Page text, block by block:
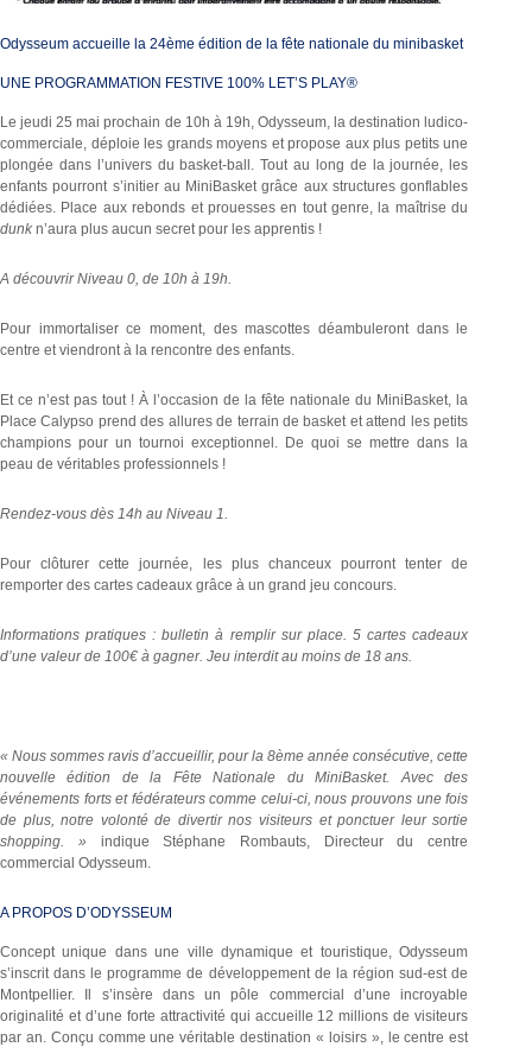
Odysseum accueille la 24ème édition de la fête nationale du minibasket
UNE PROGRAMMATION FESTIVE 100% LET’S PLAY®
Le jeudi 25 mai prochain de 10h à 19h, Odysseum, la destination ludico-
commerciale, déploie les grands moyens et propose aux plus petits une
plongée dans l’univers du basket-ball. Tout au long de la journée, les
enfants pourront s’initier au MiniBasket grâce aux structures gonflables
dédiées. Place aux rebonds et prouesses en tout genre, la maîtrise du
dunk n’aura plus aucun secret pour les apprentis !
A découvrir Niveau 0, de 10h à 19h.
Pour immortaliser ce moment, des mascottes déambuleront dans le
centre et viendront à la rencontre des enfants.
Et ce n’est pas tout ! À l’occasion de la fête nationale du MiniBasket, la
Place Calypso prend des allures de terrain de basket et attend les petits
champions pour un tournoi exceptionnel. De quoi se mettre dans la
peau de véritables professionnels !
Rendez-vous dès 14h au Niveau 1.
Pour clôturer cette journée, les plus chanceux pourront tenter de
remporter des cartes cadeaux grâce à un grand jeu concours.
Informations pratiques : bulletin à remplir sur place. 5 cartes cadeaux
d’une valeur de 100€ à gagner. Jeu interdit au moins de 18 ans.
« Nous sommes ravis d’accueillir, pour la 8èmeannée consécutive, cette
nouvelle édition de la Fête Nationale du MiniBasket. Avec des
événements forts et fédérateurs comme celui-ci, nous prouvons une fois
de plus, notre volonté de divertir nos visiteurs et ponctuer leur sortie
shopping. » indique Stéphane Rombauts, Directeur du centre
commercial Odysseum.
A PROPOS D’ODYSSEUM
Concept unique dans une ville dynamique et touristique, Odysseum
s’inscrit dans le programme de développement de la région sud-est de
Montpellier. Il s’insère dans un pôle commercial d’une incroyable
originalité et d’une forte attractivité qui accueille 12 millions de visiteurs
par an. Conçu comme une véritable destination « loisirs », le centre est